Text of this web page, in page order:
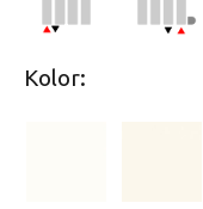
Kolor: